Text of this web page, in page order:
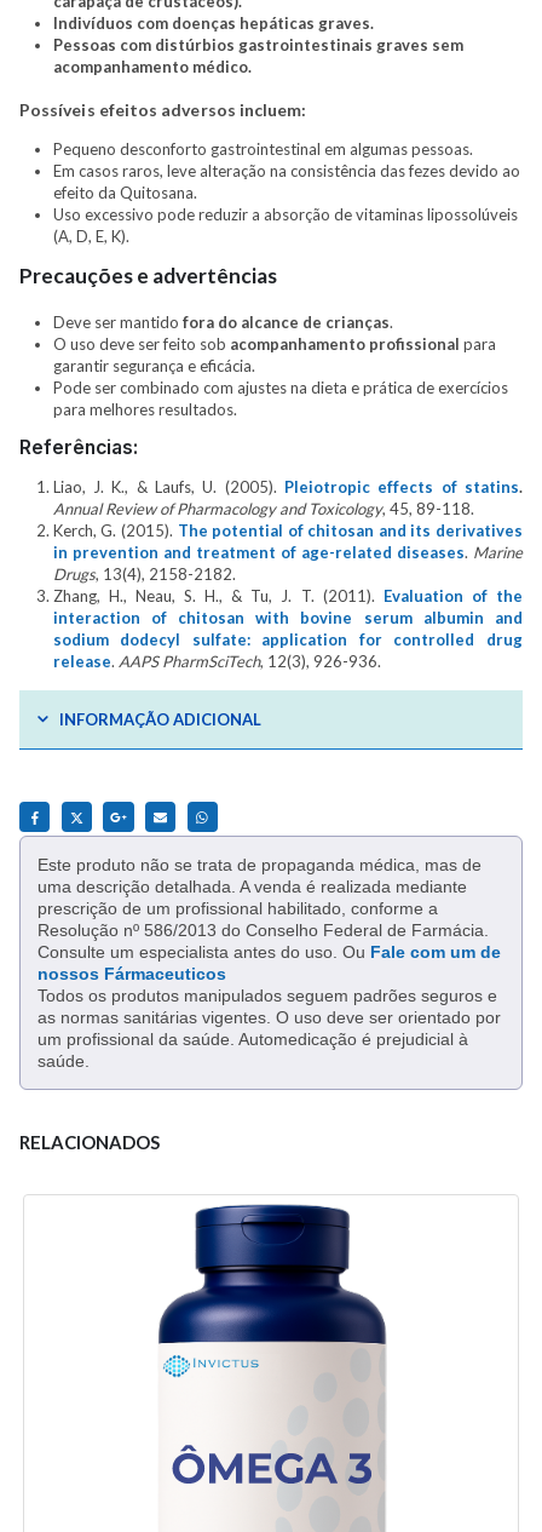
Indivíduos com doenças hepáticas graves.
Pessoas com distúrbios gastrointestinais graves sem
acompanhamento médico.
Possíveis efeitos adversos incluem:
Pequeno desconforto gastrointestinal em algumas pessoas.
Em casos raros, leve alteração na consistência das fezes devido ao
efeito da Quitosana.
Uso excessivo pode reduzir a absorção de vitaminas lipossolúveis
(A, D, E, K).
Precauções e advertências
Deve ser mantido fora do alcance de crianças.
O uso deve ser feito sob acompanhamento profissional para
garantir segurança e eficácia.
Pode ser combinado com ajustes na dieta e prática de exercícios
para melhores resultados.
Referências:
Liao, J. K., & Laufs, U. (2005). Pleiotropic effects of statins.
Annual Review of Pharmacology and Toxicology, 45, 89-118.
Kerch, G. (2015). The potential of chitosan and its derivatives
in prevention and treatment of age-related diseases. Marine
Drugs, 13(4), 2158-2182.
Zhang, H., Neau, S. H., & Tu, J. T. (2011). Evaluation of the
interaction of chitosan with bovine serum albumin and
sodium dodecyl sulfate: application for controlled drug
release. AAPS PharmSciTech, 12(3), 926-936.
INFORMAÇÃO ADICIONAL
Este produto não se trata de propaganda médica, mas de
uma descrição detalhada. A venda é realizada mediante
prescrição de um profissional habilitado, conforme a
Resolução nº 586/2013 do Conselho Federal de Farmácia.
Consulte um especialista antes do uso. Ou Fale com um de
nossos Fármaceuticos
Todos os produtos manipulados seguem padrões seguros e
as normas sanitárias vigentes. O uso deve ser orientado por
um profissional da saúde. Automedicação é prejudicial à
saúde.
RELACIONADOS